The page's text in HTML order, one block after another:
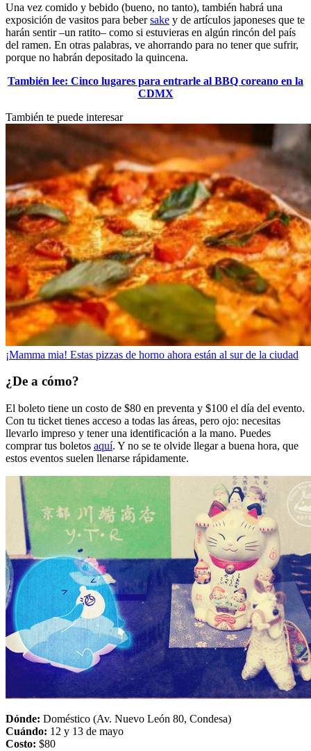
Una vez comido y bebido (bueno, no tanto), también habrá una
exposición de vasitos para bebersake y de artículos japoneses que te
harán sentir –un ratito– como si estuvieras en algún rincón del país
del ramen. En otras palabras, ve ahorrando para no tener que sufrir,
porque no habrán depositado la quincena.
También lee: Cinco lugares para entrarle al BBQ coreano en la
CDMX
También te puede interesar
¡Mamma mia! Estas pizzas de horno ahora están al sur de la ciudad
¿De a cómo?
El boleto tiene un costo de $80 en preventa y $100 el día del evento.
Con tu ticket tienes acceso a todas las áreas, pero ojo: necesitas
llevarlo impreso y tener una identificación a la mano. Puedes
comprar tus boletos aquí. Y no se te olvide llegar a buena hora, que
estos eventos suelen llenarse rápidamente.
Dónde: Doméstico (Av. Nuevo León 80, Condesa)
Cuándo: 12 y 13 de mayo
Costo: $80